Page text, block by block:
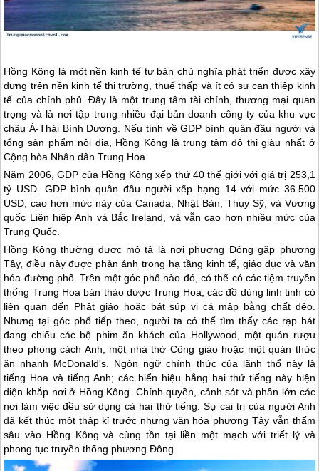
Hồng Kông là một nền kinh tế tư bản chủ nghĩa phát triển được xây
dựng trên nền kinh tế thị trường, thuế thấp và ít có sự can thiệp kinh
tế của chính phủ. Đây là một trung tâm tài chính, thương mại quan
trọng và là nơi tập trung nhiều đại bản doanh công ty của khu vực
châu Á-Thái Bình Dương. Nếu tính về GDP bình quân đầu người và
tổng sản phẩm nội địa, Hồng Kông là trung tâm đô thị giàu nhất ở
Cộng hòa Nhân dân Trung Hoa.
Năm 2006, GDP của Hồng Kông xếp thứ 40 thế giới với giá trị 253,1
tỷ USD. GDP bình quân đầu người xếp hạng 14 với mức 36.500
USD, cao hơn mức này của Canada, Nhật Bản, Thụy Sỹ, và Vương
quốc Liên hiệp Anh và Bắc Ireland, và vẫn cao hơn nhiều mức của
Trung Quốc.
Hồng Kông thường được mô tả là nơi phương Đông gặp phương
Tây, điều này được phản ánh trong hạ tầng kinh tế, giáo dục và văn
hóa đường phố. Trên một góc phố nào đó, có thể có các tiệm truyền
thống Trung Hoa bán thảo dược Trung Hoa, các đồ dùng linh tinh có
liên quan đến Phật giáo hoặc bát súp vi cá mập bằng chất dẻo.
Nhưng tại góc phố tiếp theo, người ta có thể tìm thấy các rạp hát
đang chiếu các bộ phim ăn khách của Hollywood, một quán rượu
theo phong cách Anh, một nhà thờ Công giáo hoặc một quán thức
ăn nhanh McDonald's. Ngôn ngữ chính thức của lãnh thổ này là
tiếng Hoa và tiếng Anh; các biển hiệu bằng hai thứ tiếng này hiện
diện khắp nơi ở Hồng Kông. Chính quyền, cảnh sát và phần lớn các
nơi làm việc đều sử dụng cả hai thứ tiếng. Sự cai trị của người Anh
đã kết thúc một thập kỉ trước nhưng văn hóa phương Tây vẫn thấm
sâu vào Hồng Kông và cùng tồn tại liền một mạch với triết lý và
phong tục truyền thống phương Đông.